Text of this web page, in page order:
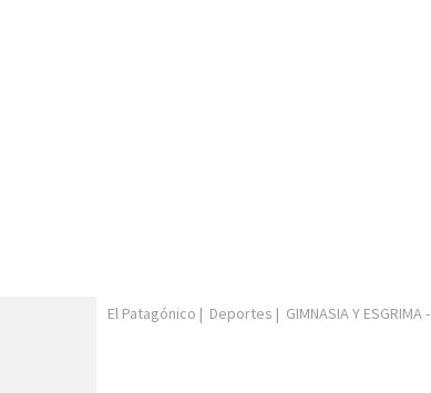
El Patagónico | Deportes | GIMNASIA Y ESGRIMA-